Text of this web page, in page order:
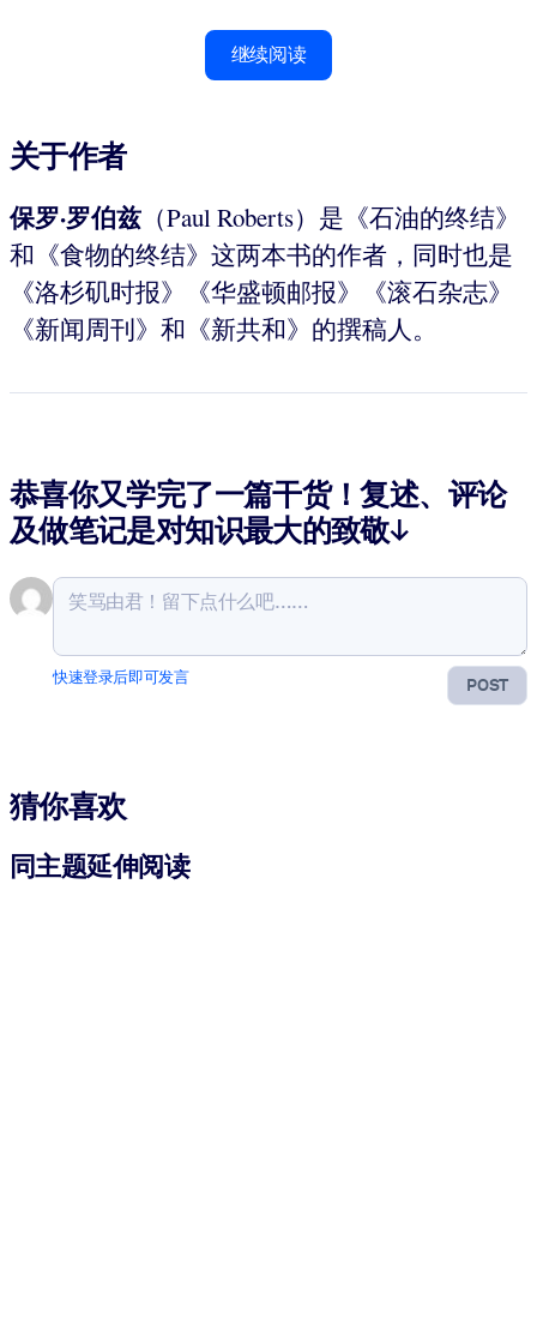
继续阅读
关于作者
保罗·罗伯兹 （Paul Roberts）是《石油的终结》
和《食物的终结》这两本书的作者，同时也是
《洛杉矶时报》《华盛顿邮报》《滚石杂志》
《新闻周刊》和《新共和》的撰稿人。
恭喜你又学完了一篇干货！复述、评论
及做笔记是对知识最大的致敬↓
POST
快速登录后即可发言
猜你喜欢
同主题延伸阅读